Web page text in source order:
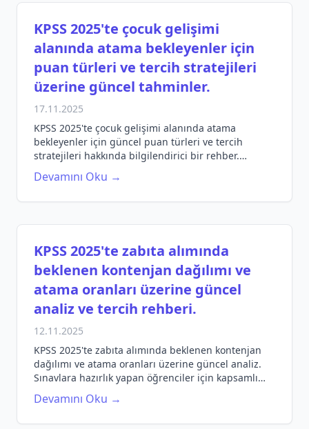
KPSS 2025'te çocuk gelişimi
alanında atama bekleyenler için
puan türleri ve tercih stratejileri
üzerine güncel tahminler.
17.11.2025
KPSS 2025'te çocuk gelişimi alanında atama
bekleyenler için güncel puan türleri ve tercih
stratejileri hakkında bilgilendirici bir rehber.
Hedeflerinize ulaşmak için gereken bilgiler burada!
Devamını Oku →
KPSS 2025'te zabıta alımında
beklenen kontenjan dağılımı ve
atama oranları üzerine güncel
analiz ve tercih rehberi.
12.11.2025
KPSS 2025'te zabıta alımında beklenen kontenjan
dağılımı ve atama oranları üzerine güncel analiz.
Sınavlara hazırlık yapan öğrenciler için kapsamlı
rehber!
Devamını Oku →